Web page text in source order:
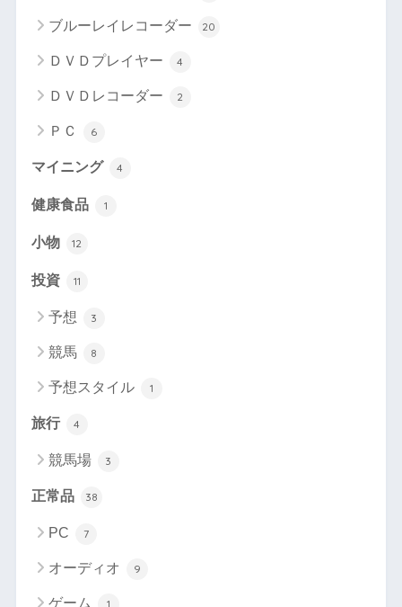
ブルーレイレコーダー 20
ＤＶＤプレイヤー 4
ＤＶＤレコーダー 2
ＰＣ 6
マイニング 4
健康食品 1
小物 12
投資 11
予想 3
競馬 8
予想スタイル 1
旅行 4
競馬場 3
正常品 38
PC 7
オーディオ 9
ゲーム 1